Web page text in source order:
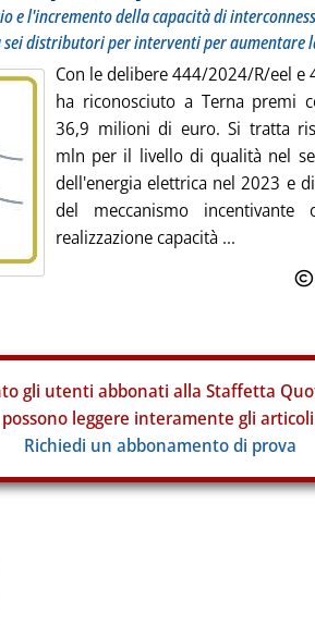
e l'incremento della capacità di
sei distributori per interventi per aumentare
Con le delibere 444/2024/R/eel e
ha riconosciuto a Terna premi
36,9 milioni di euro. Si tratta
mln per il livello di qualità nel
dell'energia elettrica nel 2023 e
del meccanismo incentivante
realizzazione capacità ...
gli utenti abbonati alla Staffetta
possono leggere interamente gli
Richiedi un abbonamento di prova
alla notizia